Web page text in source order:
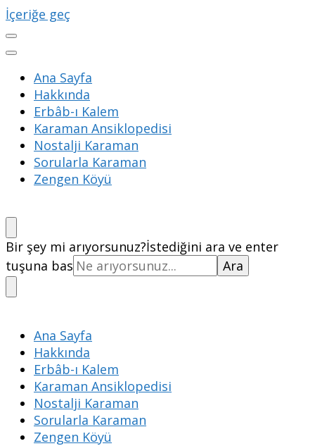
İçeriğe geç
Ana Sayfa
Hakkında
Erbâb-ı Kalem
Karaman Ansiklopedisi
Nostalji Karaman
Sorularla Karaman
Zengen Köyü
Bir şey mi arıyorsunuz?İstediğini ara ve enter
tuşuna bas
Ana Sayfa
Hakkında
Erbâb-ı Kalem
Karaman Ansiklopedisi
Nostalji Karaman
Sorularla Karaman
Zengen Köyü